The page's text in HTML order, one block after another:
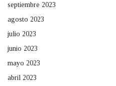
septiembre 2023
agosto 2023
julio 2023
junio 2023
mayo 2023
abril 2023